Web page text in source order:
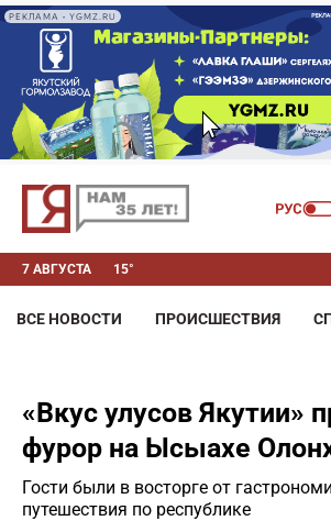
РЕКЛАМА • YGMZ.RU
7 АВГУСТА 15°
ВСЕ НОВОСТИ ПРОИСШЕСТВИЯ
«Вкус улусов Якутии»
фурор на Ысыахе
Гости были в восторге от
путешествия по республике